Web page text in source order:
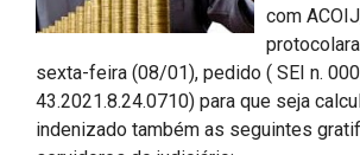
com
sexta-feira (08/01), pedido ( SEI n.
43.2021.8.24.0710) para que seja
indenizado também as seguintes